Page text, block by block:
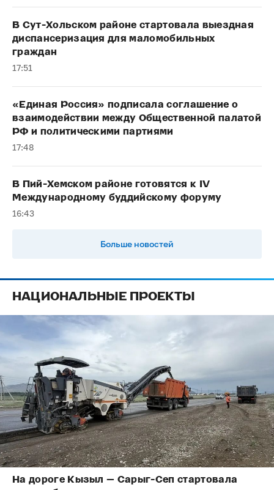
В Сут-Хольском районе стартовала выездная
диспансеризация для маломобильных
граждан
17:51
«Единая Россия» подписала соглашение о
взаимодействии между Общественной палатой
РФ и политическими партиями
17:48
В Пий-Хемском районе готовятся к IV
Международному буддийскому форуму
16:43
Больше новостей
НАЦИОНАЛЬНЫЕ ПРОЕКТЫ
На дороге Кызыл — Сарыг-Сеп стартовала